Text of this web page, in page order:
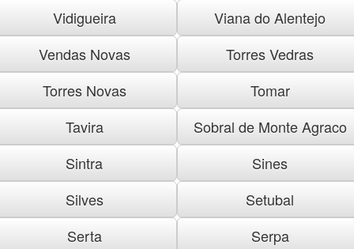
Vidigueira
Viana do Alentejo
Vendas Novas
Torres Vedras
Torres Novas
Tomar
Tavira
Sobral de Monte Agraco
Sintra
Sines
Silves
Setubal
Serta
Serpa